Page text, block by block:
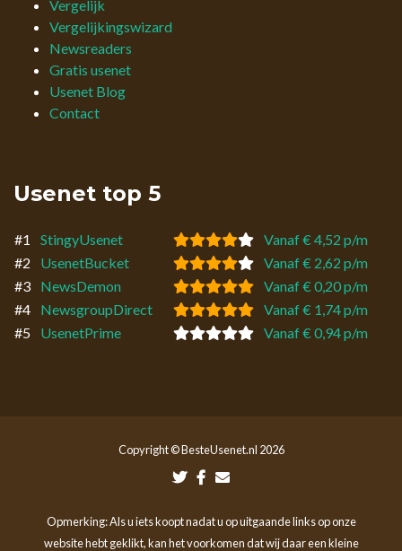
Vergelijk
Vergelijkingswizard
Newsreaders
Gratis usenet
Usenet Blog
Contact
Usenet top 5
#1 StingyUsenet
Vanaf € 4,52 p/m
#2
UsenetBucket
Vanaf € 2,62 p/m
#3
NewsDemon
Vanaf € 0,20 p/m
#4
NewsgroupDirect
Vanaf € 1,74 p/m
#5
UsenetPrime Vanaf € 0,94 p/m
Copyright © BesteUsenet.nl 2026
Opmerking: Als u iets koopt nadat u op uitgaande links op onze
website hebt geklikt, kan het voorkomen dat wij daar een kleine